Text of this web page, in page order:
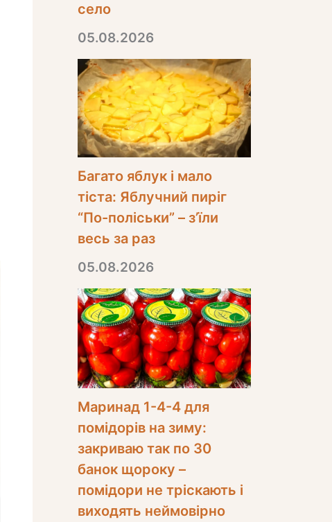
село
05.08.2026
Багато яблук і мало
тіста: Яблучний пиріг
“По-поліськи” – з’їли
весь за раз
05.08.2026
Маринад 1-4-4 для
помідорів на зиму:
закриваю так по 30
банок щороку –
помідори не тріскають і
виходять неймовірно